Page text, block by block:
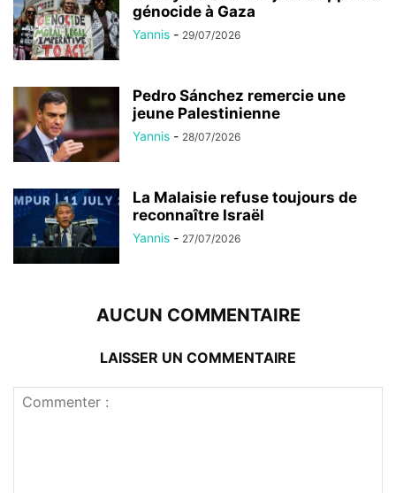
génocide à Gaza
Yannis - 29/07/2026
Pedro Sánchez remercie une
jeune Palestinienne
Yannis - 28/07/2026
La Malaisie refuse toujours de
reconnaître Israël
Yannis - 27/07/2026
AUCUN COMMENTAIRE
LAISSER UN COMMENTAIRE